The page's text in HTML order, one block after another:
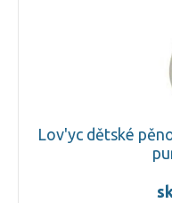
Lov'yc dětské